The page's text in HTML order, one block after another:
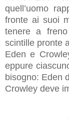
quell’uomo
fronte ai suoi
tenere a
scintille pronte
Eden e
eppure
bisogno: Eden
Crowley deve